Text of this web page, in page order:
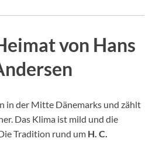
von Hans
in der Mitte Dänemarks und zählt
Das Klima ist mild und die
Tradition rund um H. C.